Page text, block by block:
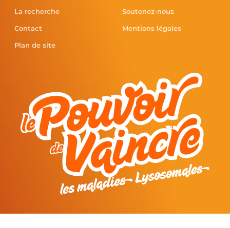
La recherche
Contact
Plan de site
Soutenez-nous
Mentions légales